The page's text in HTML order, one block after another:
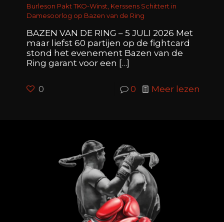
Burleson Pakt TKO-Winst, Kerssens Schittert in
Damesoorlog op Bazen van de Ring
BAZEN VAN DE RING – 5 JULI 2026 Met
maar liefst 60 partijen op de fightcard
stond het evenement Bazen van de
Ring garant voor een […]
0 0 Meer lezen